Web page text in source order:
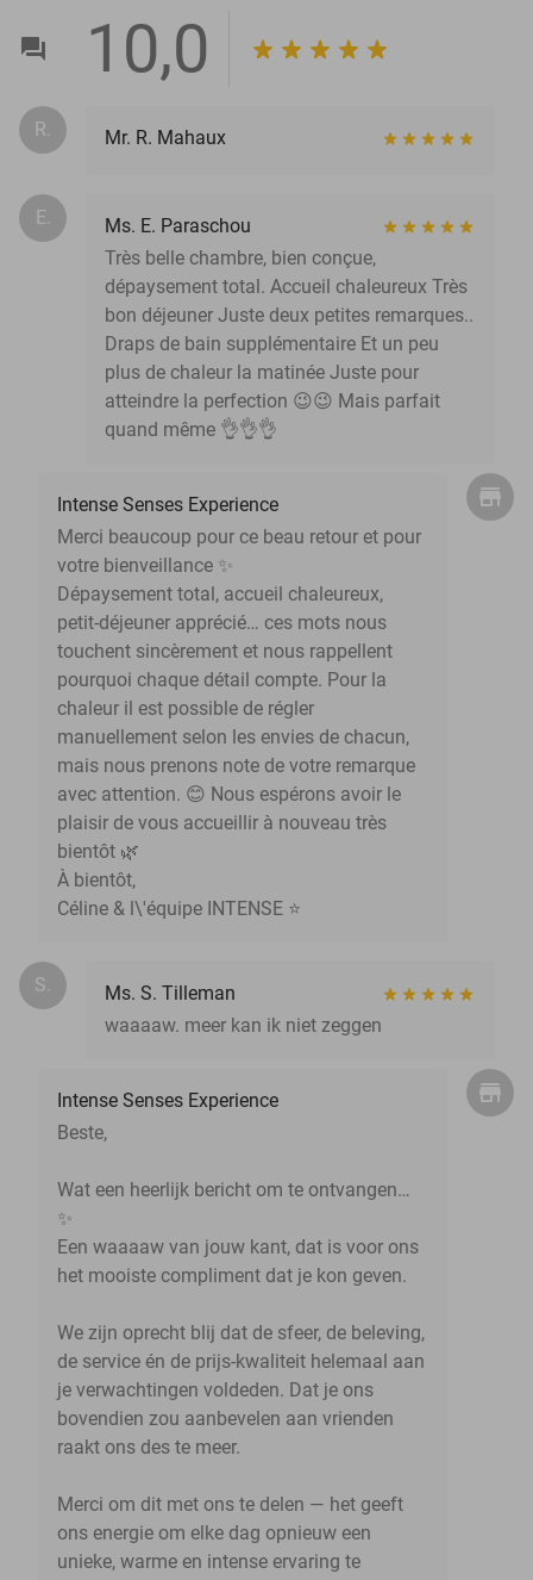
10,0
R. Mr. R. Mahaux
E.
Ms. E. Paraschou
Très belle chambre, bien conçue,
dépaysement total. Accueil chaleureux Très
bon déjeuner Juste deux petites remarques..
Draps de bain supplémentaire Et un peu
plus de chaleur la matinée Juste pour
atteindre la perfection 😉😉 Mais parfait
quand même 👌👌👌
Intense Senses Experience
Merci beaucoup pour ce beau retour et pour
votre bienveillance ✨
Dépaysement total, accueil chaleureux,
petit-déjeuner apprécié… ces mots nous
touchent sincèrement et nous rappellent
pourquoi chaque détail compte. Pour la
chaleur il est possible de régler
manuellement selon les envies de chacun,
mais nous prenons note de votre remarque
avec attention. 😊 Nous espérons avoir le
plaisir de vous accueillir à nouveau très
bientôt 🌿
À bientôt,
Céline & l\'équipe INTENSE ⭐
S.
Ms. S. Tilleman
waaaaw. meer kan ik niet zeggen
Intense Senses Experience
Beste,
Wat een heerlijk bericht om te ontvangen…
✨
Een waaaaw van jouw kant, dat is voor ons
het mooiste compliment dat je kon geven.
We zijn oprecht blij dat de sfeer, de beleving,
de service én de prijs-kwaliteit helemaal aan
je verwachtingen voldeden. Dat je ons
bovendien zou aanbevelen aan vrienden
raakt ons des te meer.
Merci om dit met ons te delen — het geeft
ons energie om elke dag opnieuw een
unieke, warme en intense ervaring te